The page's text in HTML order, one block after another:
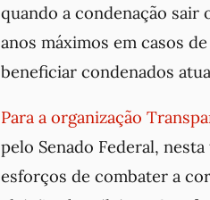
quando a condenação sair
anos máximos em casos
beneficiar condenados
Para a organização
pelo Senado Federal,
esforços de combater a